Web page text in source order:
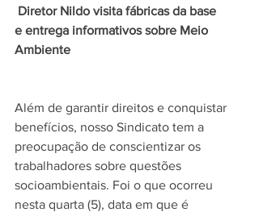
Diretor Nildo visita fábricas da base
e entrega informativos sobre Meio
Ambiente
Além de garantir direitos e conquistar
benefícios, nosso Sindicato tem a
preocupação de conscientizar os
trabalhadores sobre questões
socioambientais. Foi o que ocorreu
nesta quarta (5), data em que é